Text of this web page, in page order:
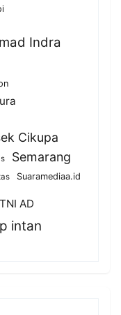
Indra
Cikupa
Semarang
Suaramediaa.id
TNI AD
intan